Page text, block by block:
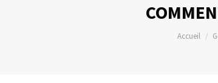
Vous êtes
Accueil